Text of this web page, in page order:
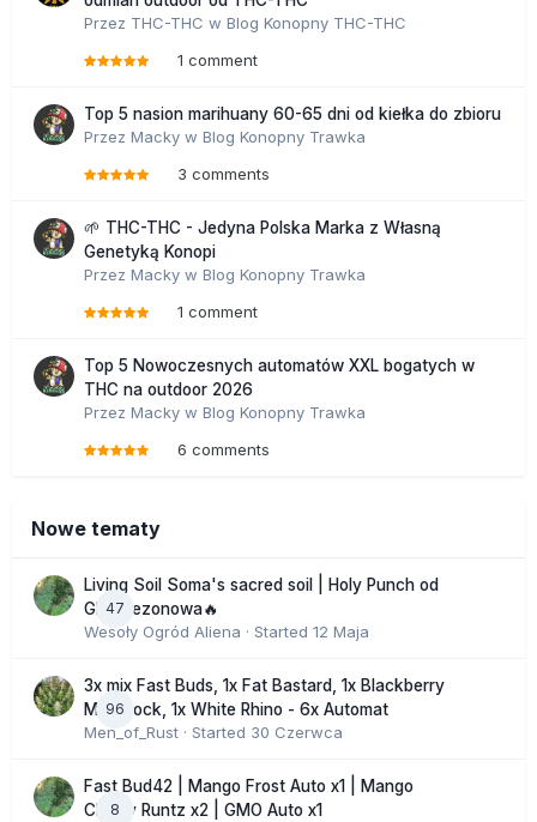
Przez THC-THC w Blog Konopny THC-THC
1 comment
Top 5 nasion marihuany 60-65 dni od kiełka do zbioru
Przez Macky w Blog Konopny Trawka
3 comments
🌱 THC-THC - Jedyna Polska Marka z Własną
Genetyką Konopi
Przez Macky w Blog Konopny Trawka
1 comment
Top 5 Nowoczesnych automatów XXL bogatych w
THC na outdoor 2026
Przez Macky w Blog Konopny Trawka
6 comments
Nowe tematy
47
Living Soil Soma's sacred soil | Holy Punch od
GHS sezonowa🔥
Wesoły Ogród Aliena · Started 12 Maja
96
3x mix Fast Buds, 1x Fat Bastard, 1x Blackberry
Moonrock, 1x White Rhino - 6x Automat
Men_of_Rust · Started 30 Czerwca
8
Fast Bud42 | Mango Frost Auto x1 | Mango
Cherry Runtz x2 | GMO Auto x1